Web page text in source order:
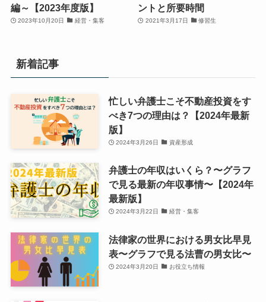
編～【2023年度版】
2023年10月20日 経営・集客
ントと所要時間
2021年3月17日 修習生
新着記事
忙しい弁護士こそ不動産投資をす
べき7つの理由は？【2024年最新
版】
2024年3月26日 資産形成
弁護士の年収はいくら？〜グラフ
で見る最新の年収事情〜【2024年
最新版】
2024年3月22日 経営・集客
法律家の世界における男女比早見
表〜グラフで見る法曹の男女比〜
2024年3月20日 お役立ち情報